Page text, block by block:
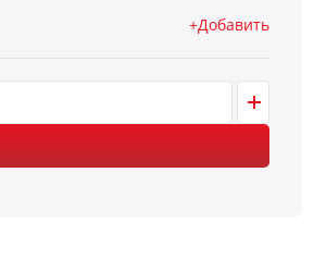
Добавить